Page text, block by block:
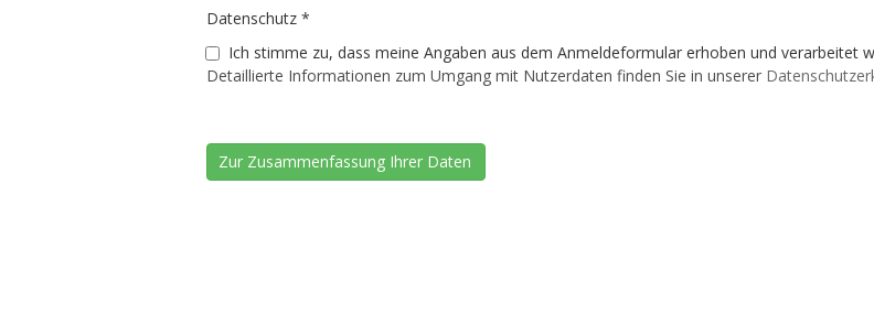
Datenschutz *
Ich stimme zu, dass meine Angaben aus dem Anmeldeformular erhoben und verarbeitet
Detaillierte Informationen zum Umgang mit Nutzerdaten finden Sie in unserer